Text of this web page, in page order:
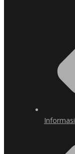
Informasi